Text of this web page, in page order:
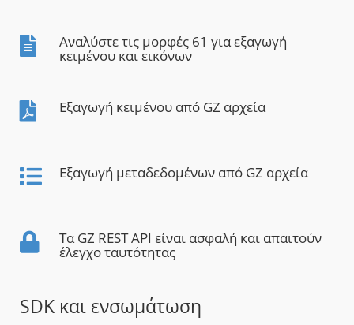
Αναλύστε τις μορφές 61 για εξαγωγή
κειμένου και εικόνων
Εξαγωγή κειμένου από GZ αρχεία
Εξαγωγή μεταδεδομένων από GZ αρχεία
Τα GZ REST API είναι ασφαλή και απαιτούν
έλεγχο ταυτότητας
SDK και ενσωμάτωση